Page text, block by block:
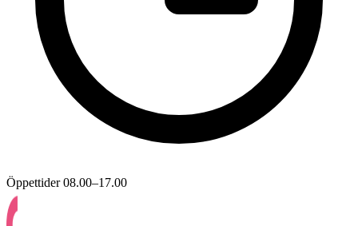
Öppettider 08.00–17.00